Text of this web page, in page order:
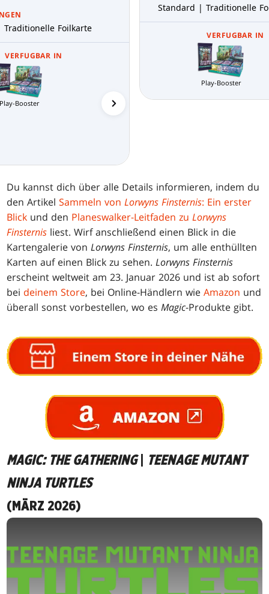
Foilkarte
VERFUGBAR IN
Play-Booster
Standard | Traditionelle
VERFUGBAR IN
Play-Booster
Du kannst dich über alle Details informieren, indem du
den ArtikelSammeln vonLorwyns Finsternis: Ein erster
Blick und den Planeswalker-Leitfaden zuLorwyns
Finsternis liest. Wirf anschließend einen Blick in die
Kartengalerie vonLorwyns Finsternis, um alle enthüllten
Karten auf einen Blick zu sehen.Lorwyns Finsternis
erscheint weltweit am 23. Januar 2026 und ist ab sofort
bei deinem Store, bei Online-Händlern wieAmazon und
überall sonst vorbestellen, wo esMagic-Produkte gibt.
MAGIC: THE GATHERING|
TEENAGE MUTANT
NINJA TURTLES
(MÄRZ 2026)